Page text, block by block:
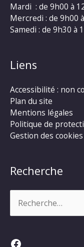
Mardi : de 9h00 à
Mercredi : de 9h00
Samedi : de 9h30 à
Liens
Accessibilité : non
Plan du site
Mentions légales
Politique de
Gestion des cookies
Recherche
Facebook